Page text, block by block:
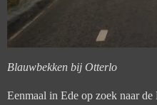
Blauwbekken bij Otterlo
Eenmaal in Ede op zoek naar